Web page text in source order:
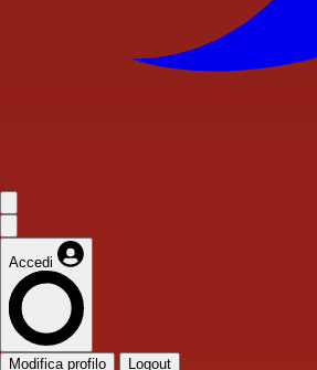
Accedi
Modifica profilo Logout